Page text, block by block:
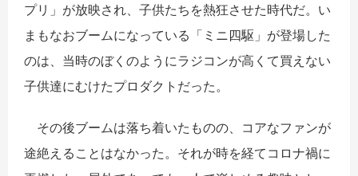
プリ」が放映され、子供たちを熱狂させた時代だ。い
まもなおブームになっている「ミニ四駆」が登場した
のは、当時のぼくのようにラジコンが高くて買えない
子供達にむけたプロダクトだった。
その後ブームは落ち着いたものの、コアなファンが
途絶えることはなかった。それが時を経てコロナ禍に